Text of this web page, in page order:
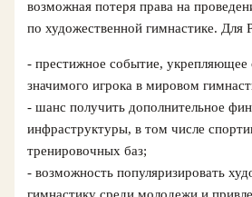
возможная потеря права на
по художественной гимнастике. Для
- престижное событие, укрепляющее
значимого игрока в мировом
- шанс получить дополнительное
инфраструктуры, в том числе
тренировочных баз;
- возможность популяризировать
гимнастику среди молодежи и